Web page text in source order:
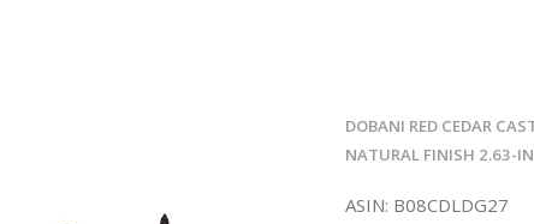
DOBANI RED CEDAR
NATURAL FINISH 2.63-
ASIN: B08CDLDG27